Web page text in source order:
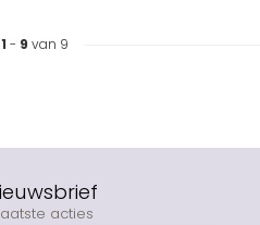
1 - 9 van 9
acties